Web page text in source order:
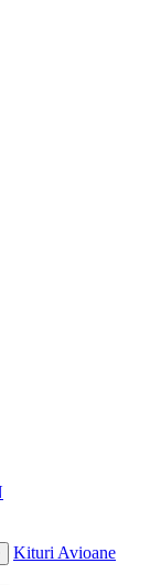
Kituri Avioane